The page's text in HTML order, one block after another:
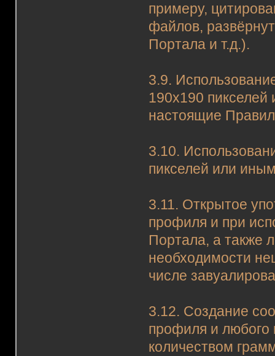
примеру,
файлов,
Портала и т.д.).
3.9.
190х190
настоящие
3.10.
пикселей или
3.11. Открытое
профиля и при
Портала, а также
необходимости
числе
3.12. Создание
профиля и любого
количеством